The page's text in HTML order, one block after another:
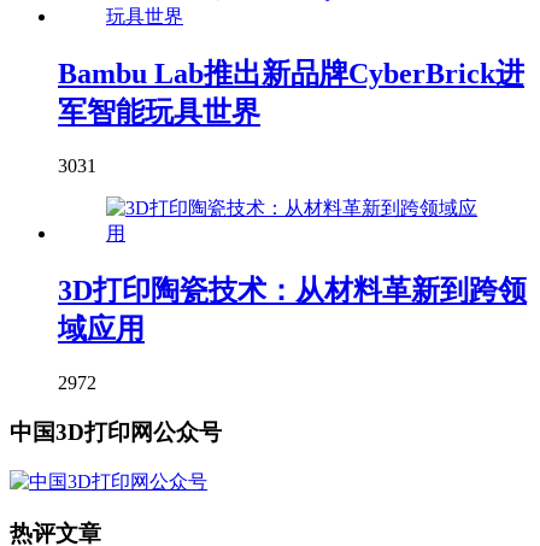
Bambu Lab推出新品牌CyberBrick进
军智能玩具世界
3031
3D打印陶瓷技术：从材料革新到跨领
域应用
2972
中国3D打印网公众号
热评文章